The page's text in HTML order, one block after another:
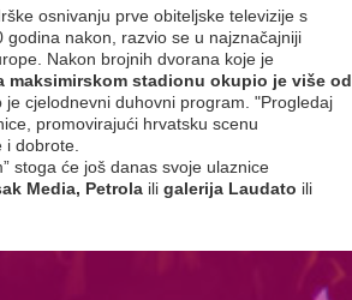
osnivanju prve obiteljske televizije s
godina nakon, razvio se u najznačajniji
Nakon brojnih dvorana koje je
maksimirskom stadionu okupio je više od
je cjelodnevni duhovni program. "Progledaj
promovirajući hrvatsku scenu
dobrote.
stoga će još danas svoje ulaznice
Media, Petrola ili galerija Laudato ili